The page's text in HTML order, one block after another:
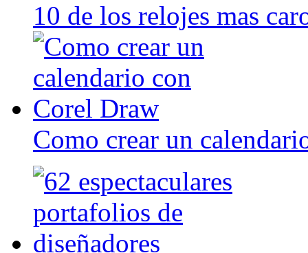
10 de los relojes mas
Como crear un